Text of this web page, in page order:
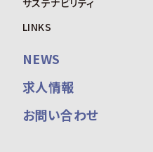
LINKS
NEWS
求人情報
お問い合わせ